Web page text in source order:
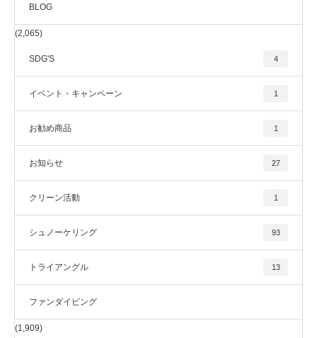
BLOG
(2,065)
SDG'S 4
イベント・キャンペーン 1
お勧め商品 1
お知らせ 27
クリーン活動 1
シュノーケリング 93
トライアングル 13
ファンダイビング
(1,909)